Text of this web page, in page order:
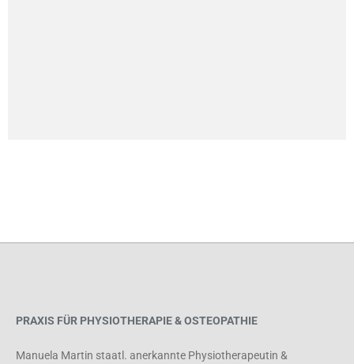
PRAXIS FÜR PHYSIOTHERAPIE & OSTEOPATHIE
Manuela Martin staatl. anerkannte Physiotherapeutin &